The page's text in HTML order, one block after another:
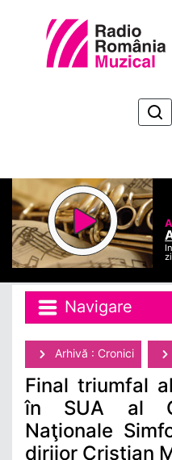
Navigare
Arhivă : Cronici
Final triumfal
în SUA al
Naţionale
dirijor Cristian